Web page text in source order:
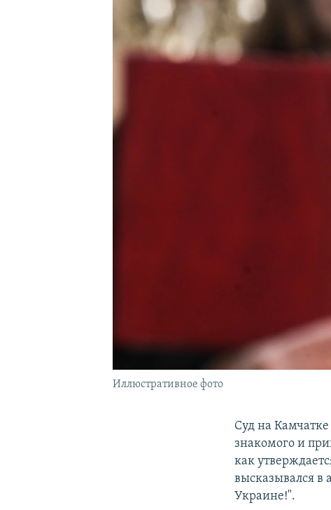
ПОДПИШИТЕСЬ НА РАССЫЛКУ
Иллюстративное фото
Суд на
знакомого и
как
высказывался в
Украине!".